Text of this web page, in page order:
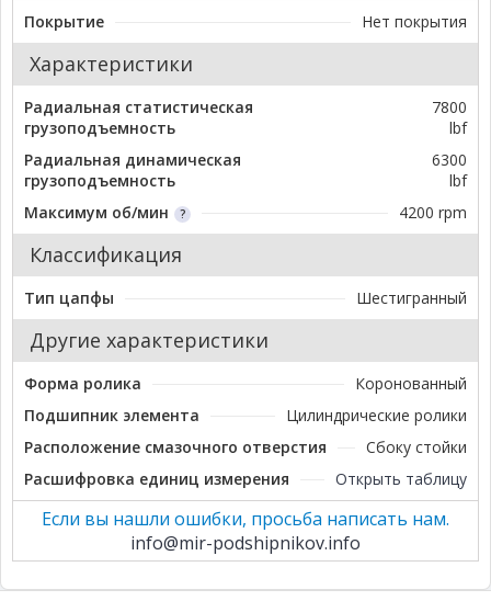
Покрытие Нет покрытия
Характеристики
Радиальная статистическая
грузоподъемность
7800
lbf
Радиальная динамическая
грузоподъемность
6300
lbf
Максимум об/мин
4200 rpm
Классификация
Тип цапфы Шестигранный
Другие характеристики
Форма ролика
Коронованный
Подшипник элемента
Цилиндрические ролики
Расположение смазочного отверстия
Сбоку стойки
Расшифровка единиц измерения
Открыть таблицу
Если вы нашли ошибки, просьба написать нам.
info@mir-podshipnikov.info